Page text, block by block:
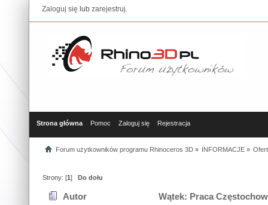
Zaloguj się lub zarejestruj.
Strona główna Pomoc Zaloguj się Rejestracja
Forum użytkowników programu Rhinoceros 3D» INFORMACJE»
Strony: [1]Do dołu
Autor Wątek: Praca